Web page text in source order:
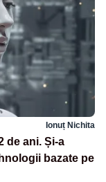
Ionuț Nichita
de ani. Și-a
bazate pe